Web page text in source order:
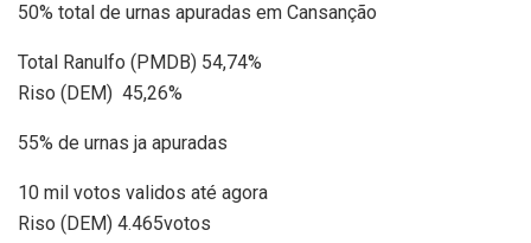
50% total de urnas apuradas em Cansanção
Total Ranulfo (PMDB) 54,74%
Riso (DEM) 45,26%
55% de urnas ja apuradas
10 mil votos validos até agora
Riso (DEM) 4.465votos